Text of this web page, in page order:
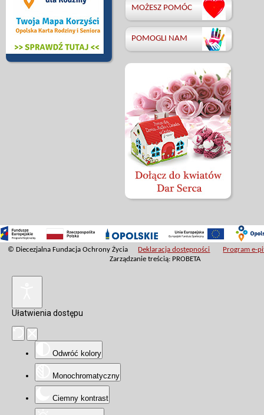
MOŻESZ POMÓC
POMOGLI NAM
© Diecezjalna Fundacja Ochrony Życia Deklaracja dostępności
Program e-
Zarządzanie treścią: PROBETA
Ułatwienia dostępu
Odwróć kolory
Monochromatyczny
Ciemny kontrast